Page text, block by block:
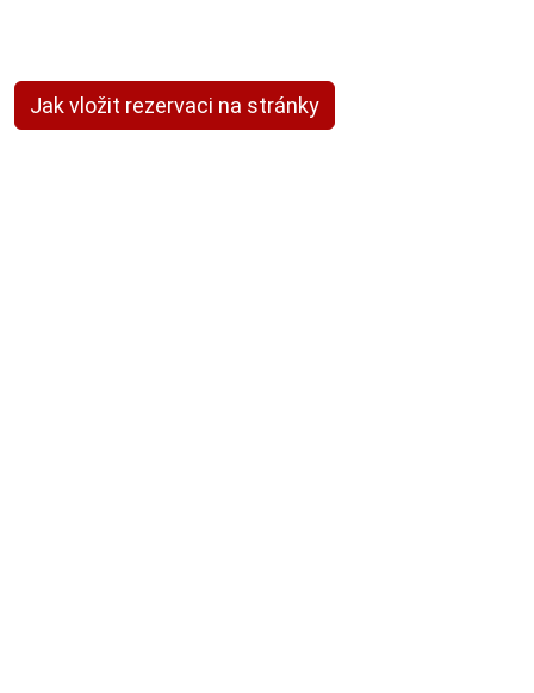
Jak vložit rezervaci na stránky